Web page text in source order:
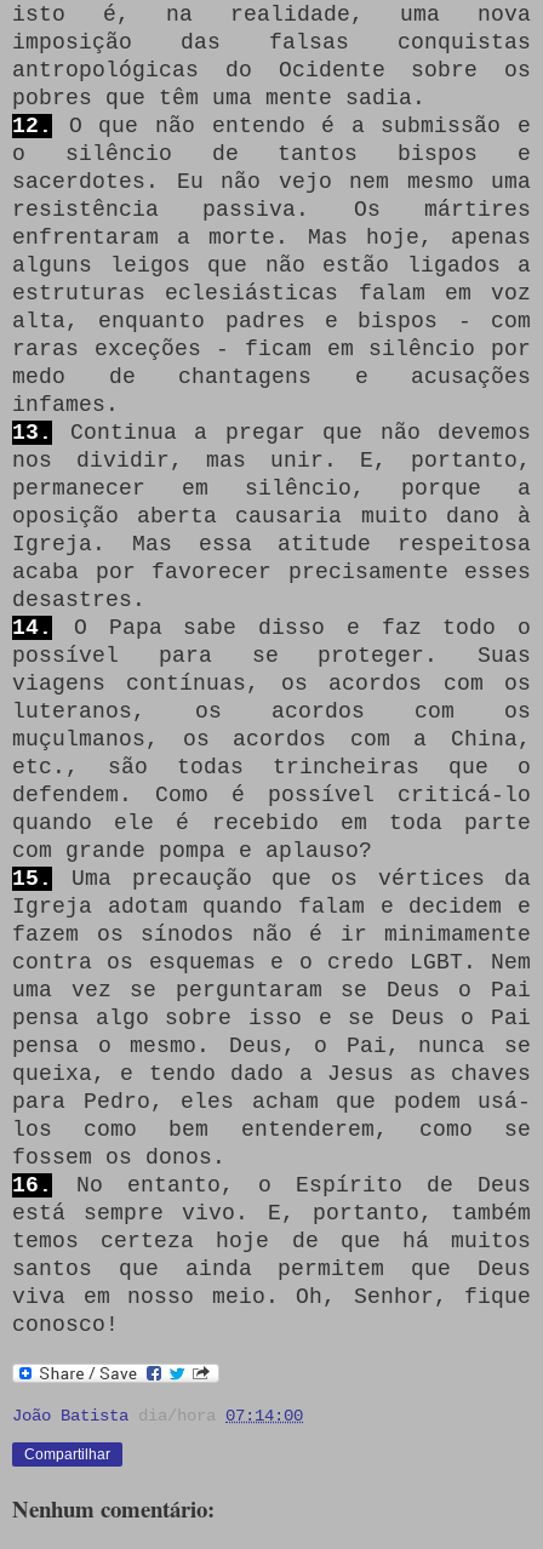
isto é, na realidade, uma nova
imposição das falsas conquistas
antropológicas do Ocidente sobre os
pobres que têm uma mente sadia.
12.
O que não entendo é a submissão e
o silêncio de tantos bispos e
sacerdotes.
Eu não vejo nem mesmo uma
resistência passiva.
Os mártires
enfrentaram a morte.
Mas hoje, apenas
alguns leigos que não estão ligados a
estruturas eclesiásticas falam em voz
alta, enquanto padres e bispos - com
raras exceções - ficam em silêncio por
medo de chantagens e acusações
infames.
13.
Continua a pregar que não devemos
nos dividir, mas unir.
E, portanto,
permanecer em silêncio, porque a
oposição aberta causaria muito dano à
Igreja.
Mas essa atitude respeitosa
acaba por favorecer precisamente esses
desastres.
14.
O Papa sabe disso e faz todo o
possível para se proteger.
Suas
viagens contínuas, os acordos com os
luteranos, os acordos com os
muçulmanos, os acordos com a China,
etc., são todas trincheiras que o
defendem.
Como é possível criticá-lo
quando ele é recebido em toda parte
com grande pompa e aplauso?
15.
Uma precaução que os vértices da
Igreja adotam quando falam e decidem e
fazem os sínodos não é ir minimamente
contra os esquemas e o credo LGBT.
Nem
uma vez se perguntaram se Deus o Pai
pensa algo sobre isso e se Deus o Pai
pensa o mesmo.
Deus, o Pai, nunca se
queixa, e tendo dado a Jesus as chaves
para Pedro, eles acham que podem usá-
los como bem entenderem, como se
fossem os donos.
16.
No entanto, o Espírito de Deus
está sempre vivo.
E, portanto, também
temos certeza hoje de que há muitos
santos que ainda permitem que Deus
viva em nosso meio.
Oh, Senhor, fique
conosco!
João Batista dia/hora 07:14:00
Compartilhar
Nenhum comentário: